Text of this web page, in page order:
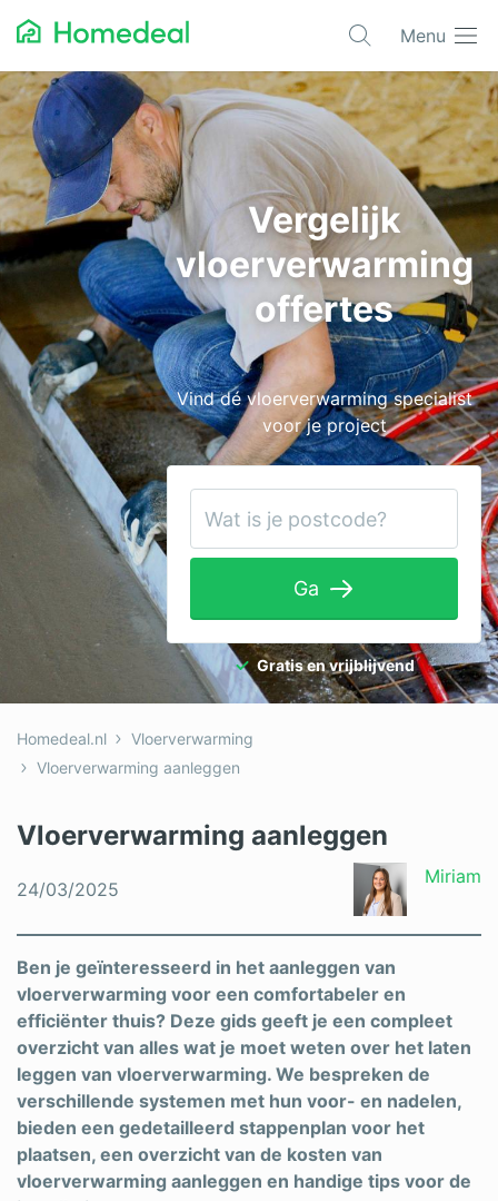
Menu
Populaire projecten
Asbest verwijderen
Dakbedekking
Dakkapel
Glas
Isolatie
Kozijnen
Laadpalen
Schilderwerk
Tuinaanleg
Ventilatie
Warmtepomp
Wellness
Zonnepanelen
Overige projecten
Ben je een vakspecialist?
Log in
Vergelijk
vloerverwarming
offertes
Vind dé vloerverwarming specialist
voor je project
Ga
Gratis en vrijblijvend
Homedeal.nl
Vloerverwarming
Vloerverwarming aanleggen
Vloerverwarming aanleggen
24/03/2025
Miriam
Ben je geïnteresseerd in het aanleggen van
vloerverwarming voor een comfortabeler en
efficiënter thuis? Deze gids geeft je een compleet
overzicht van alles wat je moet weten over het laten
leggen van vloerverwarming. We bespreken de
verschillende systemen met hun voor- en nadelen,
bieden een gedetailleerd stappenplan voor het
plaatsen, een overzicht van de kosten van
vloerverwarming aanleggen en handige tips voor de